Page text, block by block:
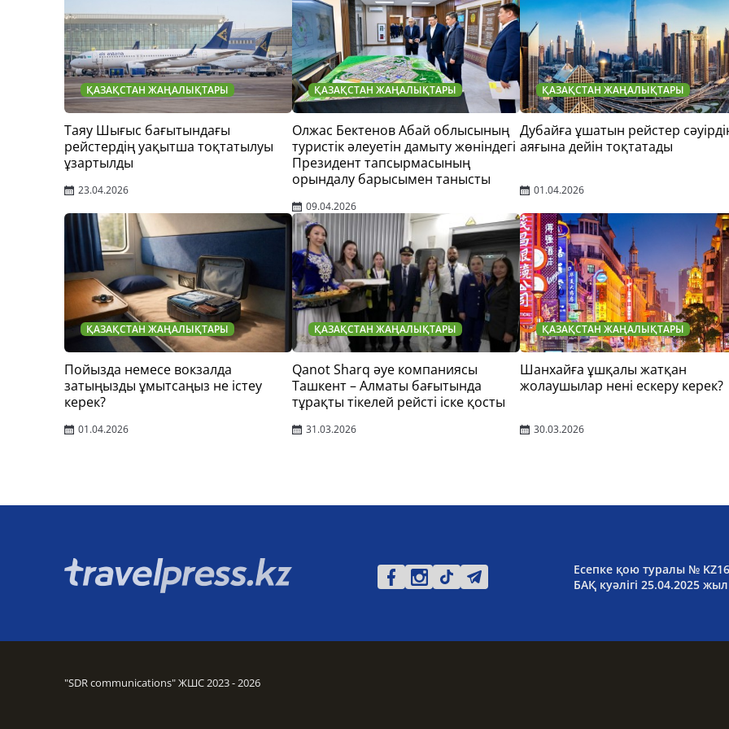
ҚАЗАҚСТАН ЖАҢАЛЫҚТАРЫ
Таяу Шығыс бағытындағы
рейстердің уақытша тоқтатылуы
ұзартылды
23.04.2026
ҚАЗАҚСТАН ЖАҢАЛЫҚТАРЫ
Олжас Бектенов Абай облысының
туристік әлеуетін дамыту жөніндегі
Президент тапсырмасының
орындалу барысымен танысты
09.04.2026
ҚАЗАҚСТАН ЖАҢАЛЫҚТАРЫ
Дубайға ұшатын рейстер
аяғына дейін тоқтатады
01.04.2026
ҚАЗАҚСТАН ЖАҢАЛЫҚТАРЫ
Пойызда немесе вокзалда
затыңызды ұмытсаңыз не істеу
керек?
01.04.2026
ҚАЗАҚСТАН ЖАҢАЛЫҚТАРЫ
Qanot Sharq әуе компаниясы
Ташкент – Алматы бағытында
тұрақты тікелей рейсті іске қосты
31.03.2026
ҚАЗАҚСТАН ЖАҢАЛЫҚТАРЫ
Шанхайға ұшқалы жатқан
жолаушылар нені ескеру керек?
30.03.2026
Есепке қою туралы №
БАҚ куәлігі 25.04.2025
"SDR communications" ЖШС 2023 - 2026